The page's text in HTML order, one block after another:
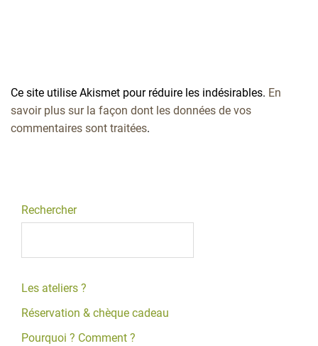
Ce site utilise Akismet pour réduire les indésirables. En
savoir plus sur la façon dont les données de vos
commentaires sont traitées.
Rechercher
Les ateliers ?
Réservation & chèque cadeau
Pourquoi ? Comment ?